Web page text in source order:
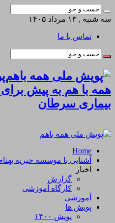
سه شنبه , ۱۳ مرداد ۱۴۰۵
تماس با ما
همه با هم به پیش
بیماری سرطان
Home
آشنایی با موسسه خیریه
اخبار
گزارش
کارگاه آموزشی
آموزشی
پویش ها
پویش ۱۴۰۰